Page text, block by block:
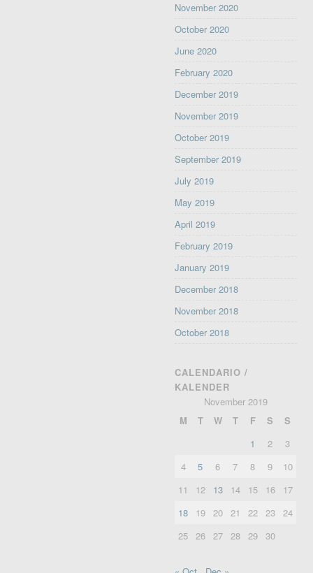
November 2020
October 2020
June 2020
February 2020
December 2019
November 2019
October 2019
September 2019
July 2019
May 2019
April 2019
February 2019
January 2019
December 2018
November 2018
October 2018
CALENDARIO /
KALENDER
November 2019
M
T W T F S
S
1
2
3
4
5 6 7 8 9
10
11
12 13 14 15 16
17
18
19 20 21 22 23 24
25 26 27 28 29 30